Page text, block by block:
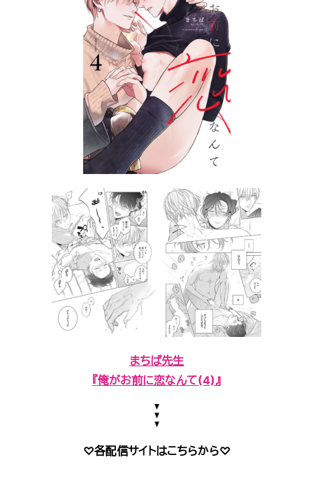
まちば先生
『俺がお前に恋なんて(4)』
♡各配信サイトはこちらから♡